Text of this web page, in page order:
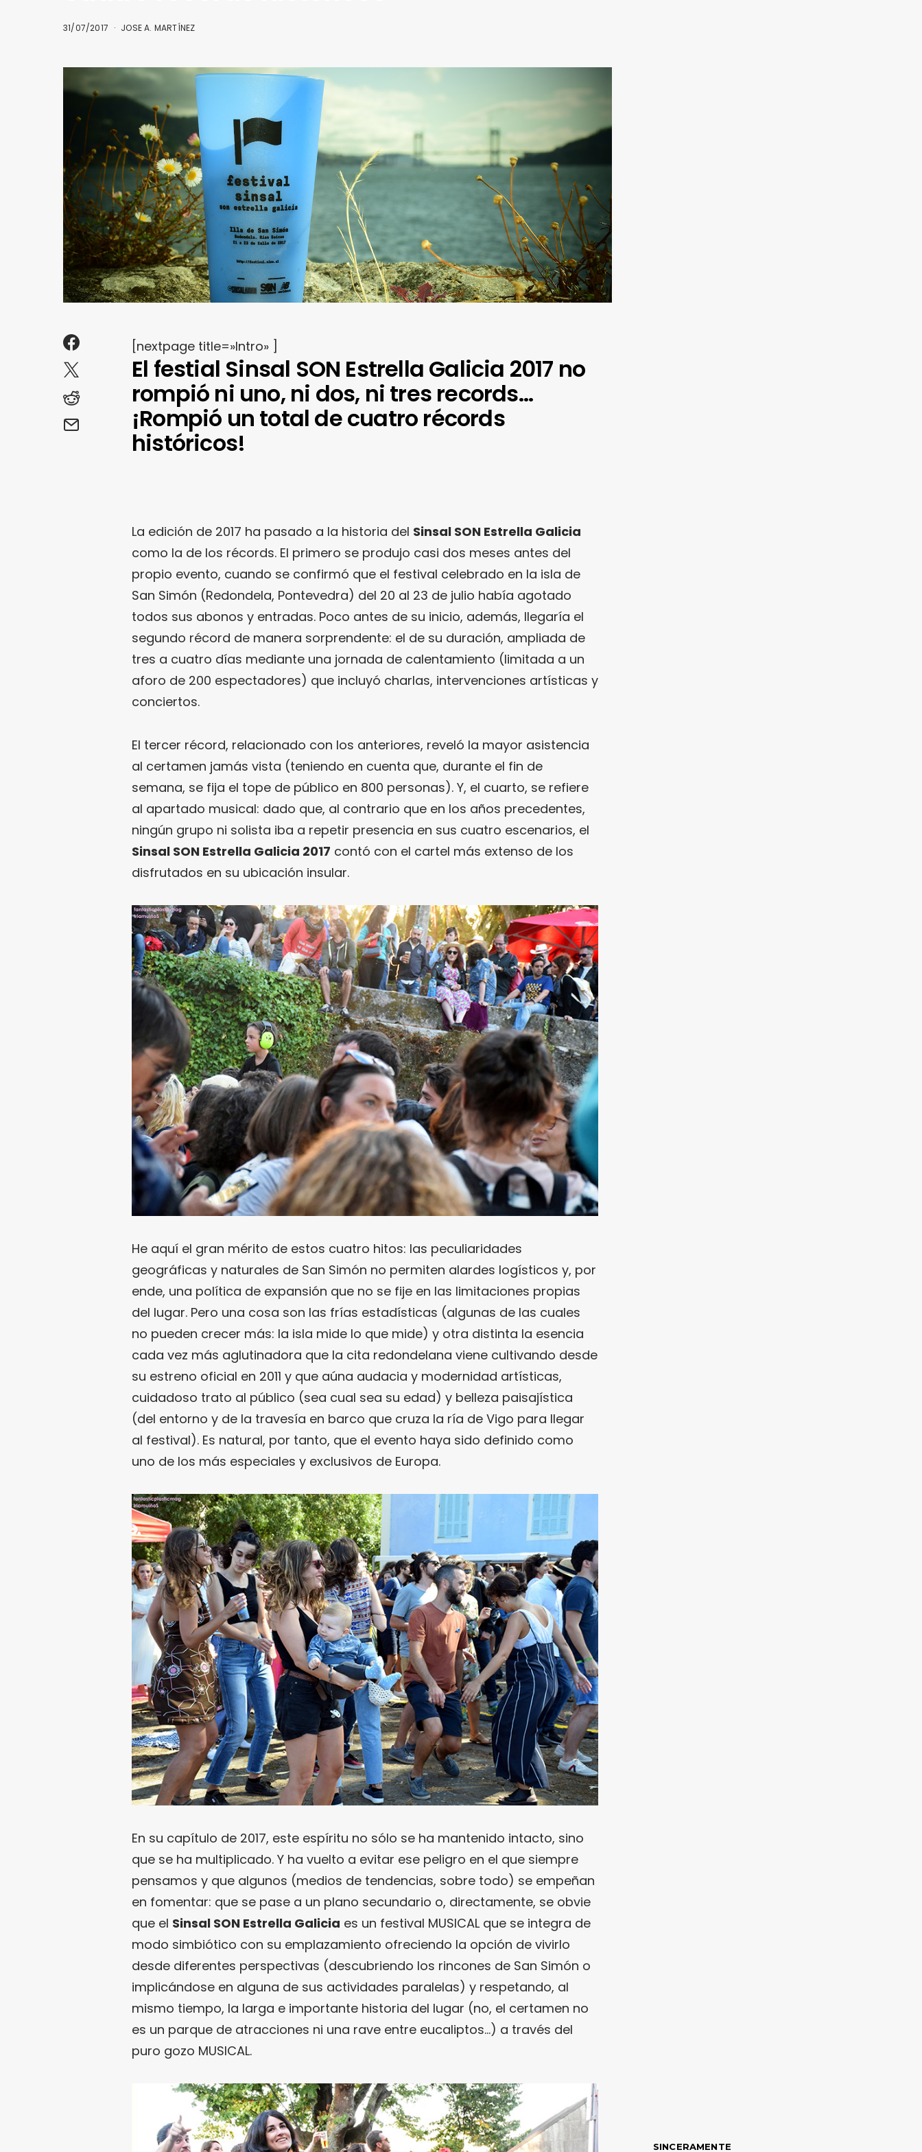
31/07/2017 JOSE A. MARTÍNEZ
[nextpage title=»Intro» ]
El festial Sinsal SON Estrella Galicia 2017 no
rompió ni uno, ni dos, ni tres records…
¡Rompió un total de cuatro récords
históricos!
La edición de 2017 ha pasado a la historia del Sinsal SON Estrella Galicia
como la de los récords. El primero se produjo casi dos meses antes del
propio evento, cuando se confirmó que el festival celebrado en la isla de
San Simón (Redondela, Pontevedra) del 20 al 23 de julio había agotado
todos sus abonos y entradas. Poco antes de su inicio, además, llegaría el
segundo récord de manera sorprendente: el de su duración, ampliada de
tres a cuatro días mediante una jornada de calentamiento (limitada a un
aforo de 200 espectadores) que incluyó charlas, intervenciones artísticas y
conciertos.
El tercer récord, relacionado con los anteriores, reveló la mayor asistencia
al certamen jamás vista (teniendo en cuenta que, durante el fin de
semana, se fija el tope de público en 800 personas). Y, el cuarto, se refiere
al apartado musical: dado que, al contrario que en los años precedentes,
ningún grupo ni solista iba a repetir presencia en sus cuatro escenarios, el
Sinsal SON Estrella Galicia 2017 contó con el cartel más extenso de los
disfrutados en su ubicación insular.
He aquí el gran mérito de estos cuatro hitos: las peculiaridades
geográficas y naturales de San Simón no permiten alardes logísticos y, por
ende, una política de expansión que no se fije en las limitaciones propias
del lugar. Pero una cosa son las frías estadísticas (algunas de las cuales
no pueden crecer más: la isla mide lo que mide) y otra distinta la esencia
cada vez más aglutinadora que la cita redondelana viene cultivando desde
su estreno oficial en 2011 y que aúna audacia y modernidad artísticas,
cuidadoso trato al público (sea cual sea su edad) y belleza paisajística
(del entorno y de la travesía en barco que cruza la ría de Vigo para llegar
al festival). Es natural, por tanto, que el evento haya sido definido como
uno de los más especiales y exclusivos de Europa.
En su capítulo de 2017, este espíritu no sólo se ha mantenido intacto, sino
que se ha multiplicado. Y ha vuelto a evitar ese peligro en el que siempre
pensamos y que algunos (medios de tendencias, sobre todo) se empeñan
en fomentar: que se pase a un plano secundario o, directamente, se obvie
que el Sinsal SON Estrella Galicia es un festival MUSICAL que se integra de
modo simbiótico con su emplazamiento ofreciendo la opción de vivirlo
desde diferentes perspectivas (descubriendo los rincones de San Simón o
implicándose en alguna de sus actividades paralelas) y respetando, al
mismo tiempo, la larga e importante historia del lugar (no, el certamen no
es un parque de atracciones ni una rave entre eucaliptos…) a través del
puro gozo MUSICAL.
SINCERAMENTE